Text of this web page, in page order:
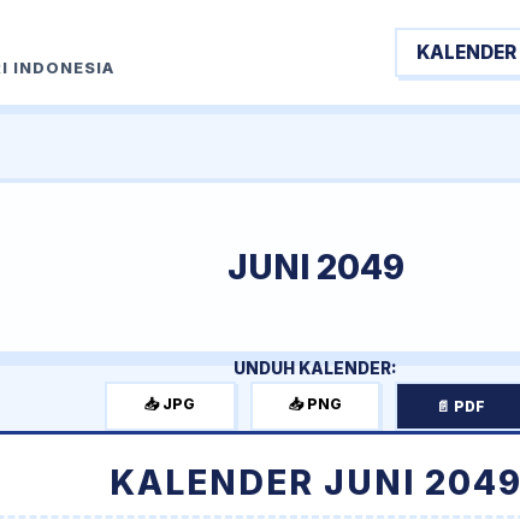
INDONESIA
KALENDER
JUNI 2049
UNDUH KALENDER:
📥 JPG 📥 PNG 📄 PDF
KALENDER JUNI 2049